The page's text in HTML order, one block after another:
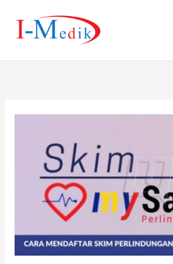
content